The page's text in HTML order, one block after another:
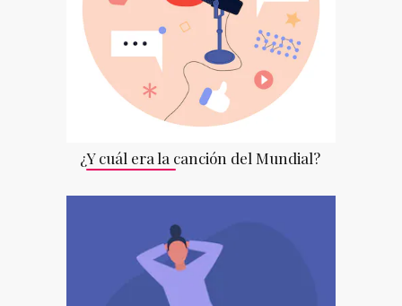
¿Y cuál era la canción del Mundial?